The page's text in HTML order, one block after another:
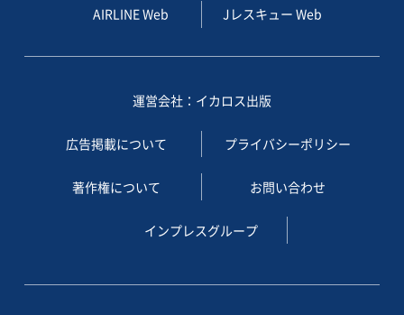
AIRLINE Web Jレスキュー Web
運営会社：イカロス出版
広告掲載について プライバシーポリシー
著作権について お問い合わせ
インプレスグループ